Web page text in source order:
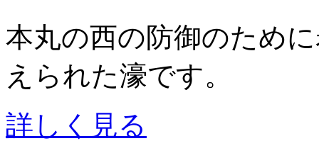
本丸の西の防御のため
えられた濠です。
詳しく見る